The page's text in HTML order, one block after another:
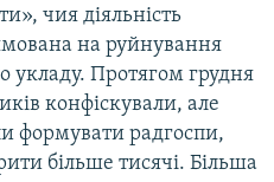
чия діяльність
на руйнування
укладу. Протягом грудня
конфіскували, але
формувати радгоспи,
більше тисячі. Більша